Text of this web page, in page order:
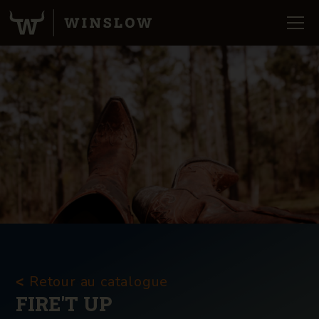
< Retour au catalogue
FIRE'T UP